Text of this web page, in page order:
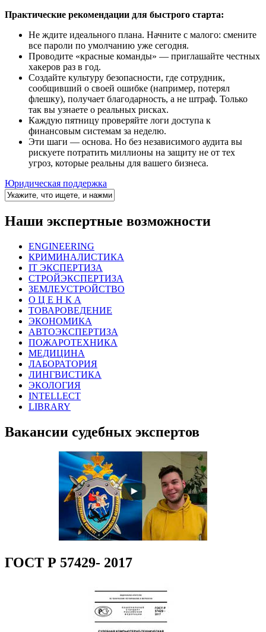
Практические рекомендации для быстрого старта:
Не ждите идеального плана. Начните с малого: смените
все пароли по умолчанию уже сегодня.
Проводите «красные команды» — приглашайте честных
хакеров раз в год.
Создайте культуру безопасности, где сотрудник,
сообщивший о своей ошибке (например, потерял
флешку), получает благодарность, а не штраф. Только
так вы узнаете о реальных рисках.
Каждую пятницу проверяйте логи доступа к
финансовым системам за неделю.
Эти шаги — основа. Но без независимого аудита вы
рискуете потратить миллионы на защиту не от тех
угроз, которые реальны для вашего бизнеса.
Юридическая поддержка
Наши экспертные возможности
ENGINEERING
КРИМИНАЛИСТИКА
IT ЭКСПЕРТИЗА
СТРОЙЭКСПЕРТИЗА
ЗЕМЛЕУСТРОЙСТВО
О Ц Е Н К А
ТОВАРОВЕДЕНИЕ
ЭКОНОМИКА
АВТОЭКСПЕРТИЗА
ПОЖАРОТЕХНИКА
МЕДИЦИНА
ЛАБОРАТОРИЯ
ЛИНГВИСТИКА
ЭКОЛОГИЯ
INTELLECT
LIBRARY
Вакансии судебных экспертов
ГОСТ Р 57429- 2017